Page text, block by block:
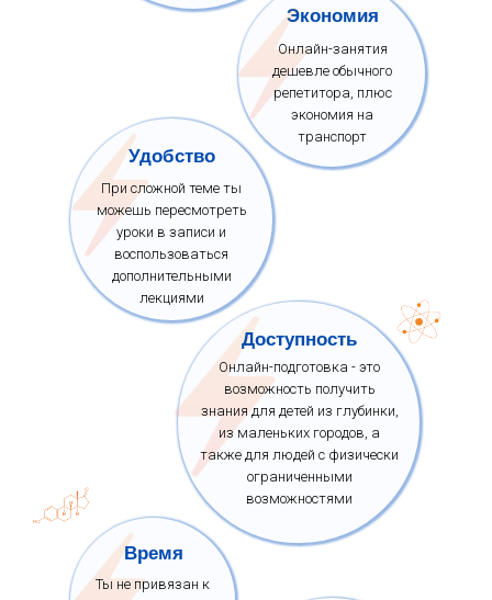
Удобство
Ты не привязан к
Время
Онлайн-подготовка - это
возможность получить
знания для детей из глубинки,
из маленьких городов, а
также для людей с физически
ограниченными
возможностями
Доступность
Экономия
При сложной теме ты
можешь пересмотреть
уроки в записи и
воспользоваться
дополнительными
лекциями
Онлайн-занятия
дешевле обычного
репетитора, плюс
экономия на
транспорт